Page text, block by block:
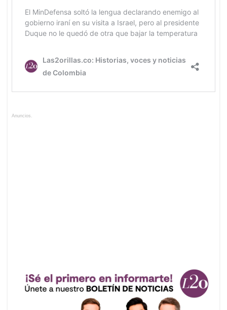
Anuncios.